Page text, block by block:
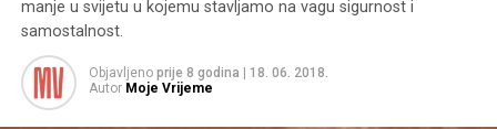
manje u svijetu u kojemu stavljamo na vagu sigurnost i
samostalnost.
Objavljeno prije 8 godina
18. 06. 2018.
Autor Moje Vrijeme